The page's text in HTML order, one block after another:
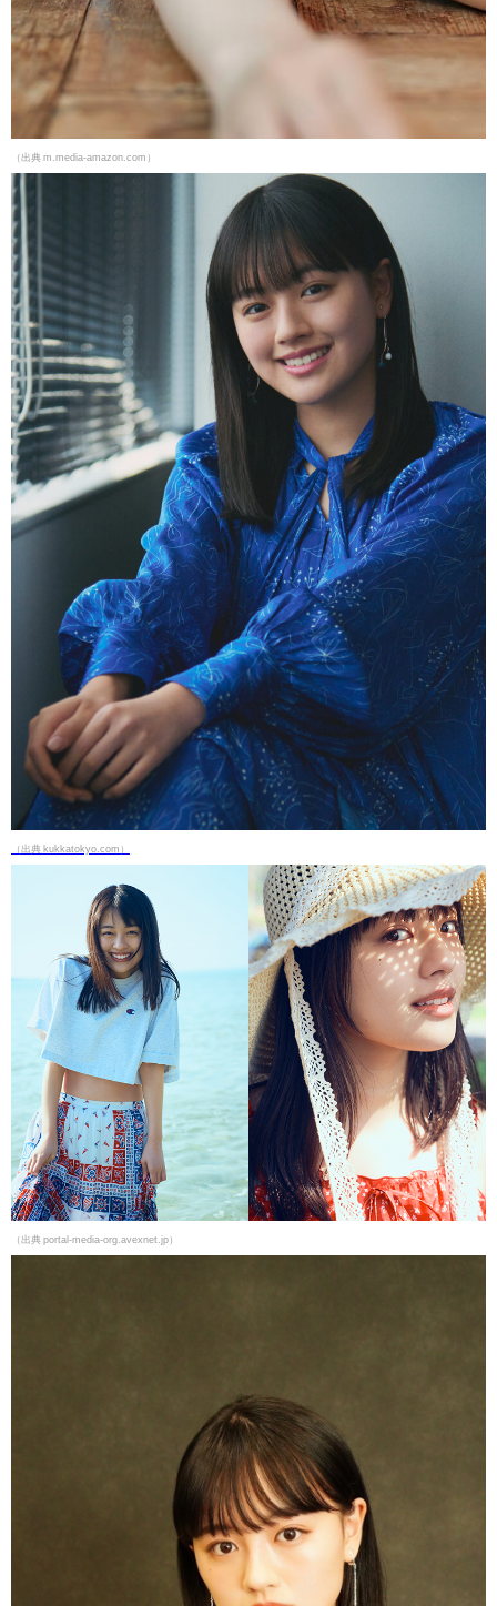
（出典 m.media-amazon.com）
（出典 kukkatokyo.com）
（出典 portal-media-org.avexnet.jp）